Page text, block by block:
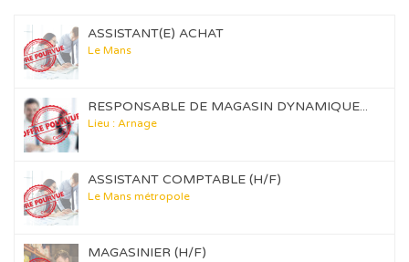
ASSISTANT(E) ACHAT
Le Mans
RESPONSABLE DE MAGASIN DYNAMIQUE...
Lieu : Arnage
ASSISTANT COMPTABLE (H/F)
Le Mans métropole
MAGASINIER (H/F)